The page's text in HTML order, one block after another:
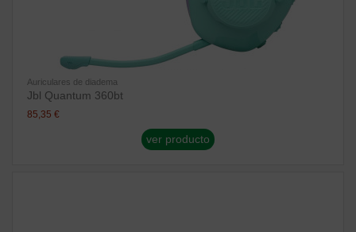
Auriculares de diadema
Jbl Quantum 360bt
85,35 €
ver producto